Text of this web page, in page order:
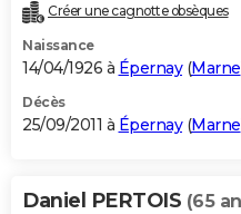
Créer une cagnotte obsèques
Naissance
14/04/1926 à Épernay(Marne
Décès
25/09/2011 à Épernay(Marne
Daniel PERTOIS (65